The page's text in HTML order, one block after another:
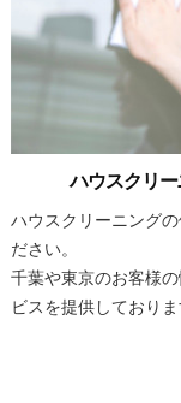
ハウスクリ
ハウスクリーニング
ださい。
千葉や東京のお客様
ビスを提供しておりま